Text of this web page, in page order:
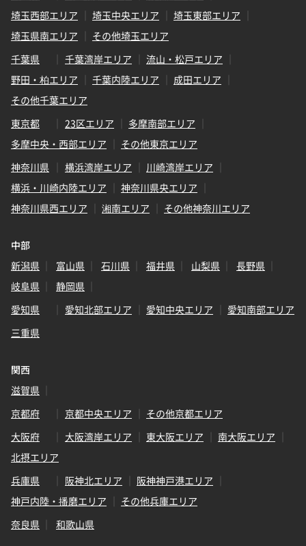
埼玉西部エリア
埼玉中央エリア
埼玉東部エリア
埼玉県南エリア
その他埼玉エリア
千葉県
千葉湾岸エリア
流山・松戸エリア
野田・柏エリア
千葉内陸エリア
成田エリア
その他千葉エリア
東京都
23区エリア
多摩南部エリア
多摩中央・西部エリア
その他東京エリア
神奈川県
横浜湾岸エリア
川崎湾岸エリア
横浜・川崎内陸エリア
神奈川県央エリア
神奈川県西エリア
湘南エリア その他神奈川エリア
中部
新潟県
富山県 石川県 福井県 山梨県
長野県
岐阜県
静岡県
愛知県
愛知北部エリア 愛知中央エリア
愛知南部エリア
三重県
関西
滋賀県
京都府
京都中央エリア
その他京都エリア
大阪府
大阪湾岸エリア 東大阪エリア
南大阪エリア
北摂エリア
兵庫県
阪神北エリア
阪神神戸港エリア
神戸内陸・播磨エリア
その他兵庫エリア
奈良県
和歌山県